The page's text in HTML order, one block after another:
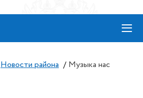
≡
Новости района / Музыка нас